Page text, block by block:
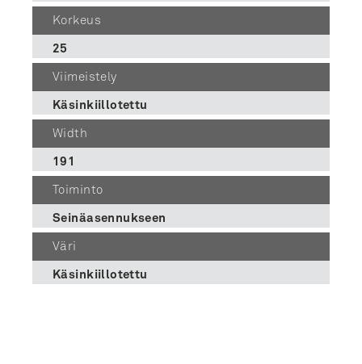
Korkeus
25
Viimeistely
Käsinkiillotettu
Width
191
Toiminto
Seinäasennukseen
Väri
Käsinkiillotettu